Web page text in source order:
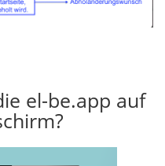
el-be.app auf